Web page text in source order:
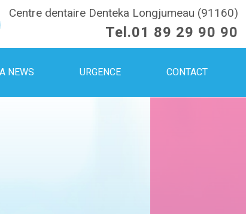
Centre dentaire Denteka Longjumeau (91160)
Tel.01 89 29 90 90
NEWS URGENCE CONTACT